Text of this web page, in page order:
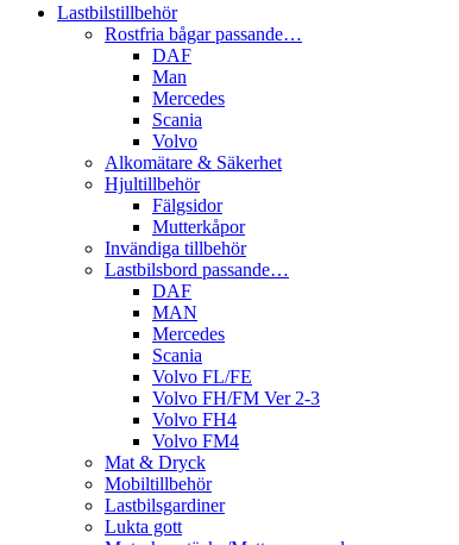
Lastbilstillbehör
Rostfria bågar passande…
DAF
Man
Mercedes
Scania
Volvo
Alkomätare & Säkerhet
Hjultillbehör
Fälgsidor
Mutterkåpor
Invändiga tillbehör
Lastbilsbord passande…
DAF
MAN
Mercedes
Scania
Volvo FL/FE
Volvo FH/FM Ver 2-3
Volvo FH4
Volvo FM4
Mat & Dryck
Mobiltillbehör
Lastbilsgardiner
Lukta gott